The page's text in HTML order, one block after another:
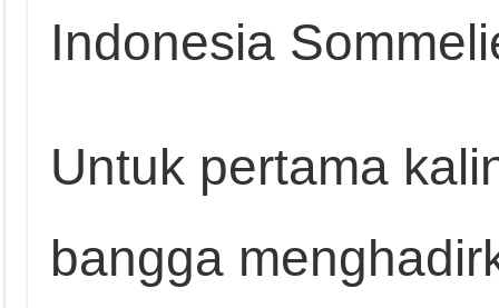
Indonesia
Untuk pertama
bangga